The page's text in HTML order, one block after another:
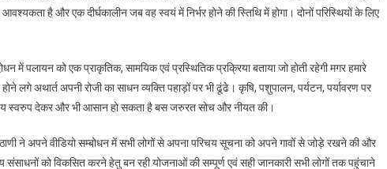
है और एक दीर्घकालीन जब वह स्वयं में निर्भर होने की स्तिथि में होगा। दोनों परिस्थियों के लिए
में पलायन को एक प्राकृतिक, सामयिक एवं प्रस्थितिक प्रक्रिया बताया जो होती रहेगी मगर हमारे
लगे अथार्त अपनी रोजी का साधन व्यक्ति पहाड़ों पर भी ढूंढे। कृषि, पशुपालन, पर्यटन, पर्यावरण पर
स्वरुप देकर और भी आसान हो सकता है बस जरुरत सोच और नीयत की।
ने अपने वीडियो सम्बोधन में सभी लोगों से अपना परिचय सूचना को अपने गावों से जोड़े रखने की और
संसाधनों को विकसित करने हेतु बन रही योजनाओं की सम्पूर्ण एवं सही जानकारी सभी लोगों तक पहुंचाने